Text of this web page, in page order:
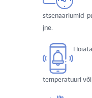
stsenaariumid-
jne.
temperatuuri